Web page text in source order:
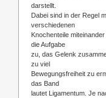
darstellt.
Dabei sind in der Regel
verschiedenen
Knochenteile
die Aufgabe
zu, das Gelenk
zu viel
Bewegungsfreiheit zu
das Band
lautet Ligamentum. Je